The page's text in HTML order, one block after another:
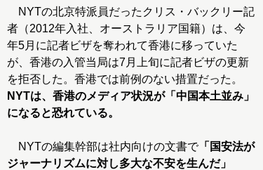
NYTの北京特派員だったクリス・バックリー記
者（2012年入社、オーストラリア国籍）は、今
年5月に記者ビザを奪われて香港に移っていた
が、香港の入管当局は7月上旬に記者ビザの更新
を拒否した。香港では前例のない措置だった。
NYTは、香港のメディア状況が「中国本土並み」
になると恐れている。
NYTの編集幹部は社内向けの文書で「国安法が
ジャーナリズムに対し多大な不安を生んだ」